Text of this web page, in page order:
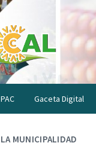
PAC Gaceta Digital
LA MUNICIPALIDAD